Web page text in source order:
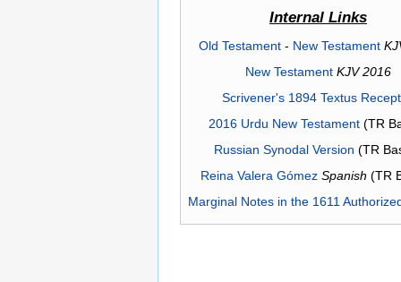
Internal Links
Old Testament- New Testament
New Testament KJV 2016
Scrivener's 1894 Textus
2016 Urdu New Testament(TR
Russian Synodal Version (TR
Reina Valera Gómez Spanish (TR
Marginal Notes in the 1611